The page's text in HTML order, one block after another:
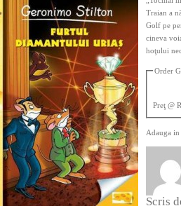
Traian a
Golf pe
cineva
hoţului
Order
Preţ @
Adauga in
Scris